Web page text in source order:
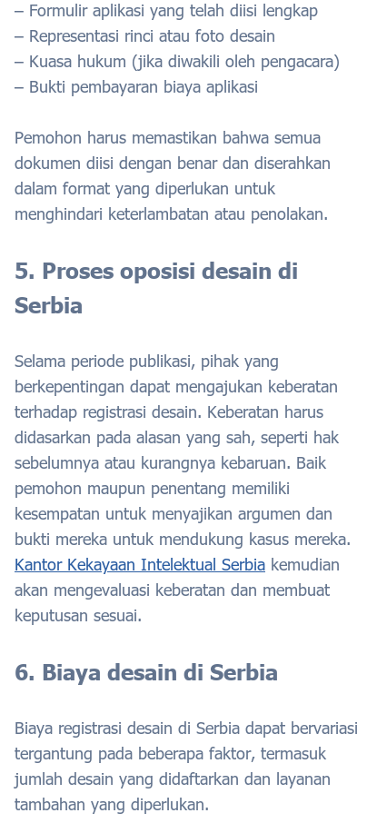
– Formulir aplikasi yang telah diisi lengkap
– Representasi rinci atau foto desain
– Kuasa hukum (jika diwakili oleh pengacara)
– Bukti pembayaran biaya aplikasi
Pemohon harus memastikan bahwa semua
dokumen diisi dengan benar dan diserahkan
dalam format yang diperlukan untuk
menghindari keterlambatan atau penolakan.
5. Proses oposisi desain di
Serbia
Selama periode publikasi, pihak yang
berkepentingan dapat mengajukan keberatan
terhadap registrasi desain. Keberatan harus
didasarkan pada alasan yang sah, seperti hak
sebelumnya atau kurangnya kebaruan. Baik
pemohon maupun penentang memiliki
kesempatan untuk menyajikan argumen dan
bukti mereka untuk mendukung kasus mereka.
Kantor Kekayaan Intelektual Serbia kemudian
akan mengevaluasi keberatan dan membuat
keputusan sesuai.
6. Biaya desain di Serbia
Biaya registrasi desain di Serbia dapat bervariasi
tergantung pada beberapa faktor, termasuk
jumlah desain yang didaftarkan dan layanan
tambahan yang diperlukan.